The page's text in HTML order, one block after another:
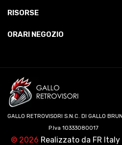
RISORSE
ORARI NEGOZIO
GALLO RETROVISORI S.N.C. DI GALLO
P.Iva 10333080017
© 2026 Realizzato da FR Italy